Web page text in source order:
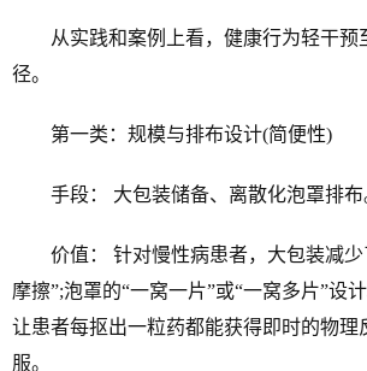
从实践和案例上看，健康行为轻干预
径。
第一类：规模与排布设计(简便性)
手段： 大包装储备、离散化泡罩排布
价值： 针对慢性病患者，大包装减少
摩擦”;泡罩的“一窝一片”或“一窝多片”设
让患者每抠出一粒药都能获得即时的物理
服。